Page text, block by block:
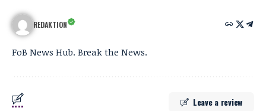
REDAKTION
FoB News Hub. Break the News.
Leave a review